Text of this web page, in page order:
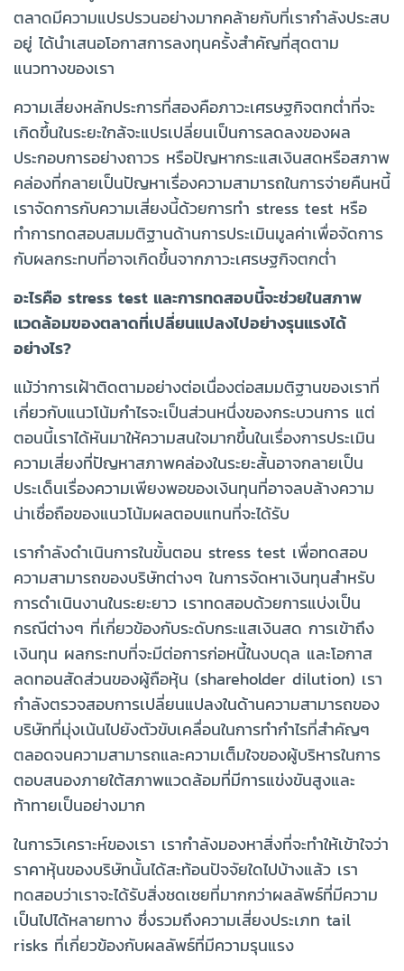
ตลาดมีความแปรปรวนอย่างมากคล้ายกับที่เรากำลังประสบ
อยู่ ได้นำเสนอโอกาสการลงทุนครั้งสำคัญที่สุดตาม
แนวทางของเรา
ความเสี่ยงหลักประการที่สองคือภาวะเศรษฐกิจตกต่ำที่จะ
เกิดขึ้นในระยะใกล้จะแปรเปลี่ยนเป็นการลดลงของผล
ประกอบการอย่างถาวร หรือปัญหากระแสเงินสดหรือสภาพ
คล่องที่กลายเป็นปัญหาเรื่องความสามารถในการจ่ายคืนหนี้
เราจัดการกับความเสี่ยงนี้ด้วยการทำ stress test หรือ
ทำการทดสอบสมมติฐานด้านการประเมินมูลค่าเพื่อจัดการ
กับผลกระทบที่อาจเกิดขึ้นจากภาวะเศรษฐกิจตกต่ำ
อะไรคือ stress test และการทดสอบนี้จะช่วยในสภาพ
แวดล้อมของตลาดที่เปลี่ยนแปลงไปอย่างรุนแรงได้
อย่างไร?
แม้ว่าการเฝ้าติดตามอย่างต่อเนื่องต่อสมมติฐานของเราที่
เกี่ยวกับแนวโน้มกำไรจะเป็นส่วนหนึ่งของกระบวนการ แต่
ตอนนี้เราได้หันมาให้ความสนใจมากขึ้นในเรื่องการประเมิน
ความเสี่ยงที่ปัญหาสภาพคล่องในระยะสั้นอาจกลายเป็น
ประเด็นเรื่องความเพียงพอของเงินทุนที่อาจลบล้างความ
น่าเชื่อถือของแนวโน้มผลตอบแทนที่จะได้รับ
เรากำลังดำเนินการในขั้นตอน stress test เพื่อทดสอบ
ความสามารถของบริษัทต่างๆ ในการจัดหาเงินทุนสำหรับ
การดำเนินงานในระยะยาว เราทดสอบด้วยการแบ่งเป็น
กรณีต่างๆ ที่เกี่ยวข้องกับระดับกระแสเงินสด การเข้าถึง
เงินทุน ผลกระทบที่จะมีต่อการก่อหนี้ในงบดุล และโอกาส
ลดทอนสัดส่วนของผู้ถือหุ้น (shareholder dilution) เรา
กำลังตรวจสอบการเปลี่ยนแปลงในด้านความสามารถของ
บริษัทที่มุ่งเน้นไปยังตัวขับเคลื่อนในการทำกำไรที่สำคัญๆ
ตลอดจนความสามารถและความเต็มใจของผู้บริหารในการ
ตอบสนองภายใต้สภาพแวดล้อมที่มีการแข่งขันสูงและ
ท้าทายเป็นอย่างมาก
ในการวิเคราะห์ของเรา เรากำลังมองหาสิ่งที่จะทำให้เข้าใจว่า
ราคาหุ้นของบริษัทนั้นได้สะท้อนปัจจัยใดไปบ้างแล้ว เรา
ทดสอบว่าเราจะได้รับสิ่งชดเชยที่มากกว่าผลลัพธ์ที่มีความ
เป็นไปได้หลายทาง ซึ่งรวมถึงความเสี่ยงประเภท tail
risks ที่เกี่ยวข้องกับผลลัพธ์ที่มีความรุนแรง